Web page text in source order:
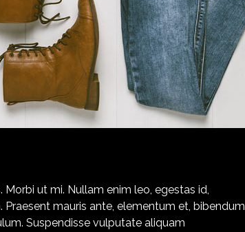
ut mi. Nullam enim leo, egestas id,
mauris ante, elementum et, bibendum
Suspendisse vulputate aliquam